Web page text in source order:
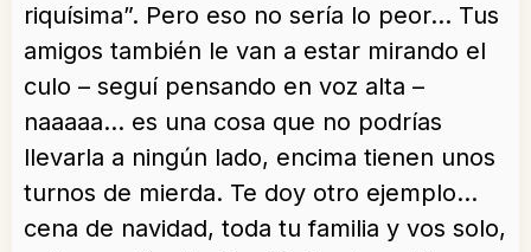
riquísima”. Pero eso no sería lo peor… Tus
amigos también le van a estar mirando el
culo – seguí pensando en voz alta –
naaaaa… es una cosa que no podrías
llevarla a ningún lado, encima tienen unos
turnos de mierda. Te doy otro ejemplo…
cena de navidad, toda tu familia y vos solo,